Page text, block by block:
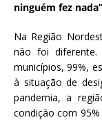
ninguém fez nada”
Na Região
não foi
municípios, 99%,
à situação de
pandemia, a
condição com